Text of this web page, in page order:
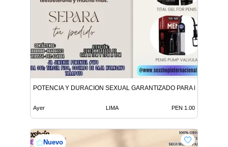
POTENCIA Y DURACION SEXUAL GARANTIZADO PARA HOMBRES
Ayer LIMA PEN 1.00
Nuevo